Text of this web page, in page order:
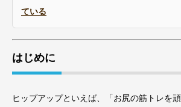
ている
はじめに
ヒップアップといえば、「お尻の筋トレを